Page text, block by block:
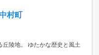
村町
陵地。 ゆたかな歴史と風土